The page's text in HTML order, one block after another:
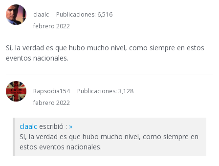
claalc
Publicaciones: 6,516
febrero 2022
Sí, la verdad es que hubo mucho nivel, como siempre en estos
eventos nacionales.
Rapsodia154
Publicaciones: 3,128
febrero 2022
claalc escribió : »
Sí, la verdad es que hubo mucho nivel, como siempre en
estos eventos nacionales.